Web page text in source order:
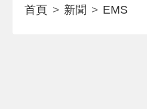
首頁 新聞 EMS